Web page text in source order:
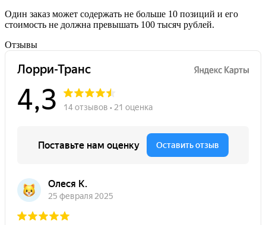
Один заказ может содержать не больше 10 позиций и его
стоимость не должна превышать 100 тысяч рублей.
Отзывы